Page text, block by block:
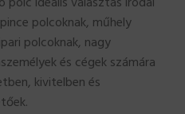
polcoknak, műhely
polcoknak, nagy
és cégek számára
kivitelben és